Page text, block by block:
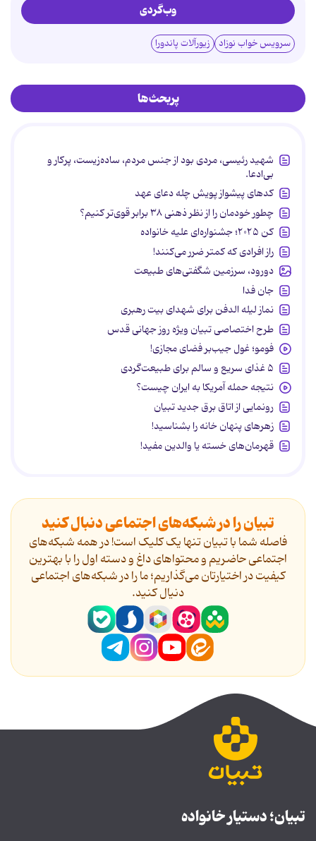
وب‌گردی
سرویس خواب نوزاد زیورآلات پاندورا
پربحث‌ها
شهید رئیسی، مردی بود از جنس مردم، ساده‌زیست، پرکار و
بی‌ادعا.
کدهای پیشواز پویش چله دعای عهد
چطور خودمان را از نظر ذهنی ۳۸ برابر قوی‌تر کنیم؟
کن ۲۰۲۵؛ جشنواره‌ای علیه خانواده
راز افرادی که کمتر ضرر می‌کنند!
دورود، سرزمین شگفتی‌های طبیعت
جان فدا
نماز لیله الدفن برای شهدای بیت رهبری
طرح اختصاصی تبیان ویژه روز جهانی قدس
فومو؛ غول جیب‌بر فضای مجازی!
۵ غذای سریع و سالم برای طبیعت‌گردی
نتیجه حمله آمریکا به ایران چیست؟
رونمایی از اتاق برق جدید تبیان
زهرهای پنهان خانه را بشناسید!
قهرمان‌های خسته یا والدین مفید!
تبیان را در شبکه‌های اجتماعی دنبال کنید
فاصله شما با تبیان تنها یک کلیک است! در همه شبکه‌های
اجتماعی حاضریم و محتواهای داغ و دسته اول را با بهترین
کیفیت در اختیارتان می‌گذاریم؛ ما را در شبکه‌های اجتماعی
دنیال کنید.
تبیان؛ دستیار خانواده